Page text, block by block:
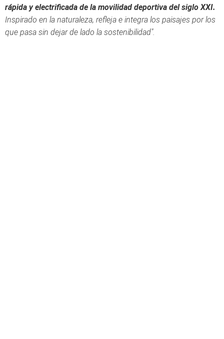
rápida y electrificada de la movilidad deportiva del siglo XXI.
Inspirado en la naturaleza, refleja e integra los paisajes por los
que pasa sin dejar de lado la sostenibilidad".